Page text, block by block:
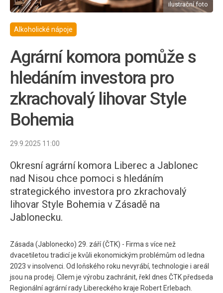
ilustrační foto
Alkoholické nápoje
Agrární komora pomůže s
hledáním investora pro
zkrachovalý lihovar Style
Bohemia
29.9.2025 11:00
Okresní agrární komora Liberec a Jablonec
nad Nisou chce pomoci s hledáním
strategického investora pro zkrachovalý
lihovar Style Bohemia v Zásadě na
Jablonecku.
Zásada (Jablonecko) 29. září (ČTK) - Firma s více než
dvacetiletou tradicí je kvůli ekonomickým problémům od ledna
2023 v insolvenci. Od loňského roku nevyrábí, technologie i areál
jsou na prodej. Cílem je výrobu zachránit, řekl dnes ČTK předseda
Regionální agrární rady Libereckého kraje Robert Erlebach.